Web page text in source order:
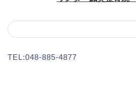
TEL:048-885-4877